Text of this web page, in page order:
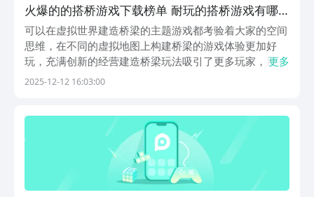
火爆的的搭桥游戏下载榜单 耐玩的搭桥游戏有哪
几款2025
可以在虚拟世界建造桥梁的主题游戏都考验着大家的空间
思维，在不同的虚拟地图上构建桥梁的游戏体验更加好
玩，充满创新的经营建造桥梁玩法吸引了更多玩家，那么
热门的搭桥游戏下载合集情况怎么样？本期文章带来的桥
师：...
更多
2025-12-12 16:03:00